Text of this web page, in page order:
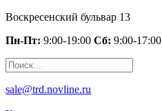
Воскресенский бульвар 13
Пн-Пт: 9:00-19:00 Сб: 9:00-17:00
sale@trd.novline.ru